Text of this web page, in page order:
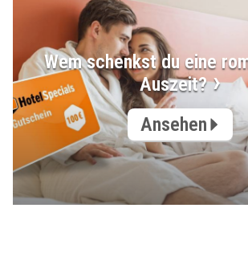
Wem schenkst du eine
Auszeit?
Ansehen